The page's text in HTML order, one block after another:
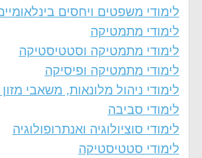
לימודי משפטים ויחסים
לימודי מתמטיקה
לימודי מתמטיקה וסטטיסטיקה
לימודי מתמטיקה ופיסיקה
לימודי ניהול מלונאות, משאבי מזון
לימודי סביבה
לימודי סוציולוגיה ואנתרופולוגיה
לימודי סטטיסטיקה